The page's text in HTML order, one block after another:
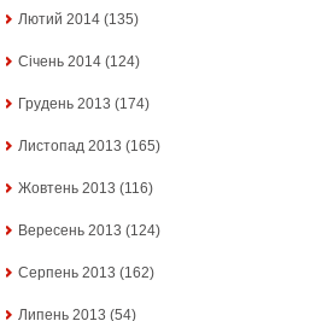
Лютий 2014 (135)
Січень 2014 (124)
Грудень 2013 (174)
Листопад 2013 (165)
Жовтень 2013 (116)
Вересень 2013 (124)
Серпень 2013 (162)
Липень 2013 (54)